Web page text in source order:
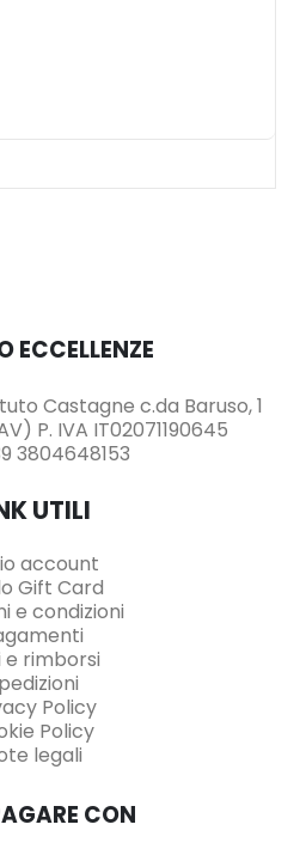
ECCELLENZE
Castagne c.da Baruso, 1
P. IVA IT02071190645
3804648153
UTILI
account
Gift Card
e condizioni
e rimborsi
Policy
Policy
legali
CON